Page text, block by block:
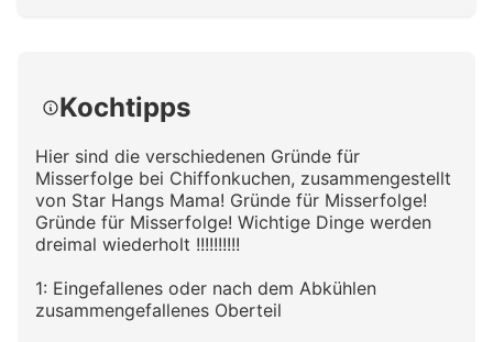
Kochtipps
Hier sind die verschiedenen Gründe für
Misserfolge bei Chiffonkuchen, zusammengestellt
von Star Hangs Mama! Gründe für Misserfolge!
Gründe für Misserfolge! Wichtige Dinge werden
dreimal wiederholt !!!!!!!!!!
1: Eingefallenes oder nach dem Abkühlen
zusammengefallenes Oberteil